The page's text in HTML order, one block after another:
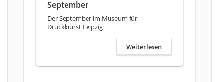
September
Der September im Museum für
Druckkunst Leipzig
Weiterlesen